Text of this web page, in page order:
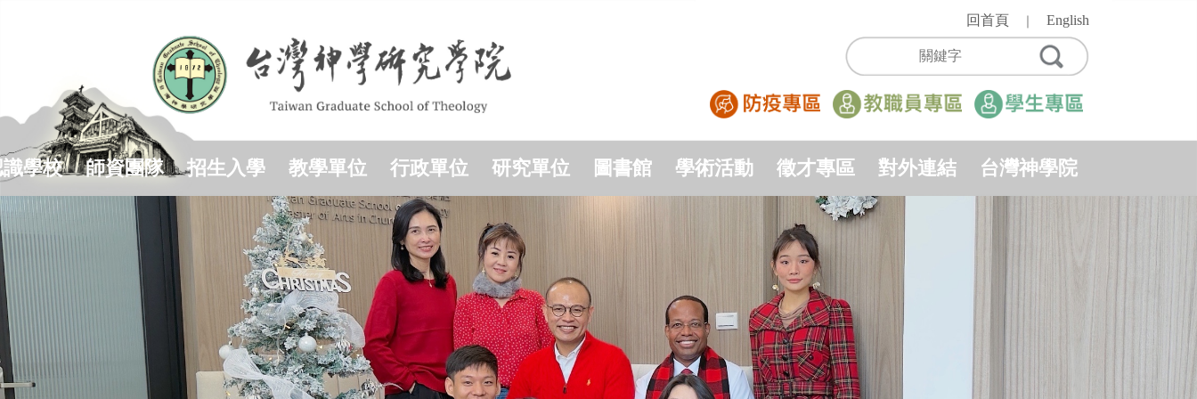
區
回首頁 ｜English
學校 師資團隊 招生入學 教學單位 行政單位 研究單位 圖書館 學術活動 徵才專區 對外連結 台灣神學院